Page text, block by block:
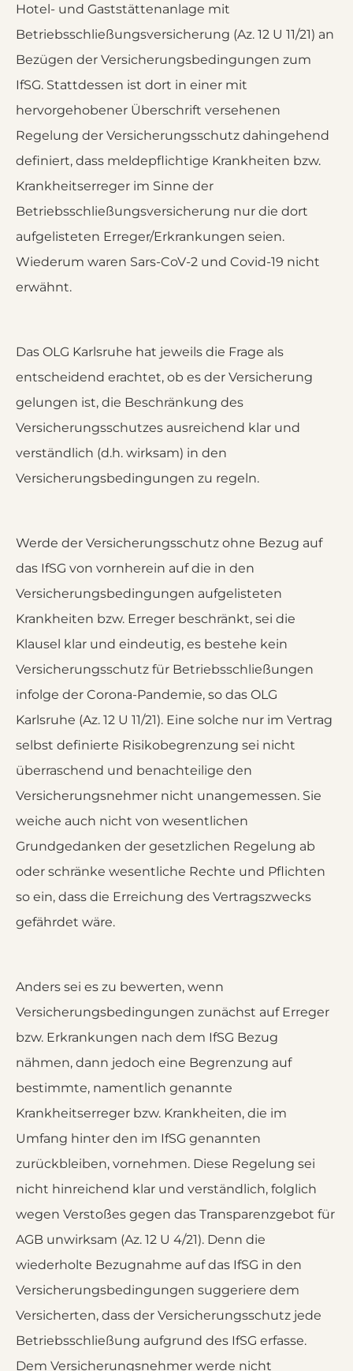
Hotel- und Gaststättenanlage mit
Betriebsschließungsversicherung (Az. 12 U 11/21) an
Bezügen der Versicherungsbedingungen zum
IfSG. Stattdessen ist dort in einer mit
hervorgehobener Überschrift versehenen
Regelung der Versicherungsschutz dahingehend
definiert, dass meldepflichtige Krankheiten bzw.
Krankheitserreger im Sinne der
Betriebsschließungsversicherung nur die dort
aufgelisteten Erreger/Erkrankungen seien.
Wiederum waren Sars-CoV-2 und Covid-19 nicht
erwähnt.
Das OLG Karlsruhe hat jeweils die Frage als
entscheidend erachtet, ob es der Versicherung
gelungen ist, die Beschränkung des
Versicherungsschutzes ausreichend klar und
verständlich (d.h. wirksam) in den
Versicherungsbedingungen zu regeln.
Werde der Versicherungsschutz ohne Bezug auf
das IfSG von vornherein auf die in den
Versicherungsbedingungen aufgelisteten
Krankheiten bzw. Erreger beschränkt, sei die
Klausel klar und eindeutig, es bestehe kein
Versicherungsschutz für Betriebsschließungen
infolge der Corona-Pandemie, so das OLG
Karlsruhe (Az. 12 U 11/21). Eine solche nur im Vertrag
selbst definierte Risikobegrenzung sei nicht
überraschend und benachteilige den
Versicherungsnehmer nicht unangemessen. Sie
weiche auch nicht von wesentlichen
Grundgedanken der gesetzlichen Regelung ab
oder schränke wesentliche Rechte und Pflichten
so ein, dass die Erreichung des Vertragszwecks
gefährdet wäre.
Anders sei es zu bewerten, wenn
Versicherungsbedingungen zunächst auf Erreger
bzw. Erkrankungen nach dem IfSG Bezug
nähmen, dann jedoch eine Begrenzung auf
bestimmte, namentlich genannte
Krankheitserreger bzw. Krankheiten, die im
Umfang hinter den im IfSG genannten
zurückbleiben, vornehmen. Diese Regelung sei
nicht hinreichend klar und verständlich, folglich
wegen Verstoßes gegen das Transparenzgebot für
AGB unwirksam (Az. 12 U 4/21). Denn die
wiederholte Bezugnahme auf das IfSG in den
Versicherungsbedingungen suggeriere dem
Versicherten, dass der Versicherungsschutz jede
Betriebsschließung aufgrund des IfSG erfasse.
Dem Versicherungsnehmer werde nicht